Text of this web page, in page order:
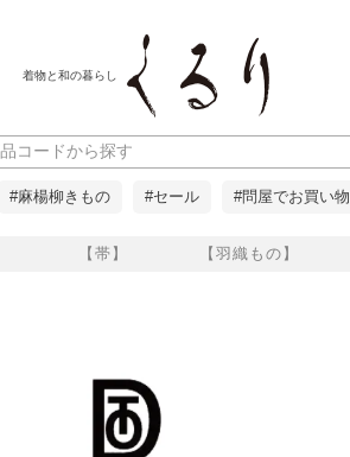
着物と和の暮らし
【帯】 【羽織もの】
#麻楊柳きもの #セール #問屋でお買い物